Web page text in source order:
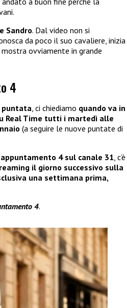
Sandro. Dal video non si
da poco il suo cavaliere, inizia
ovviamente in grande
4
, ci chiediamo quando va in
Real Time tutti i martedì alle
(a seguire le nuove puntate di
4 sul canale 31 , c’è
il giorno successivo sulla
una settimana prima,
4.